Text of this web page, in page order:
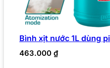
Bình xịt nước 1L dùng
463.000 ₫